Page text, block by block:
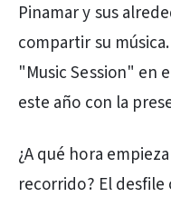
Pinamar y sus
compartir su
"Music Session" en
este año con la
¿A qué hora
recorrido? El desfile